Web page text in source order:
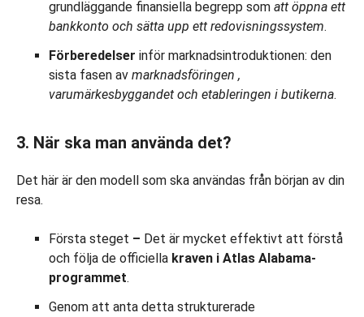
grundläggande finansiella begrepp som att öppna ett
bankkonto och sätta upp ett redovisningssystem.
Förberedelser inför marknadsintroduktionen: den
sista fasen av marknadsföringen ,
varumärkesbyggandet och etableringen i butikerna.
3. När ska man använda det?
Det här är den modell som ska användas från början av din
resa.
Första steget – Det är mycket effektivt att förstå
och följa de officiella kraven i Atlas Alabama-
programmet.
Genom att anta detta strukturerade